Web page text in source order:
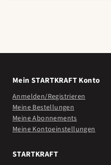
Mein STARTKRAFT Konto
Anmelden/Registrieren
Meine Bestellungen
Meine Abonnements
Meine Kontoeinstellungen
STARTKRAFT